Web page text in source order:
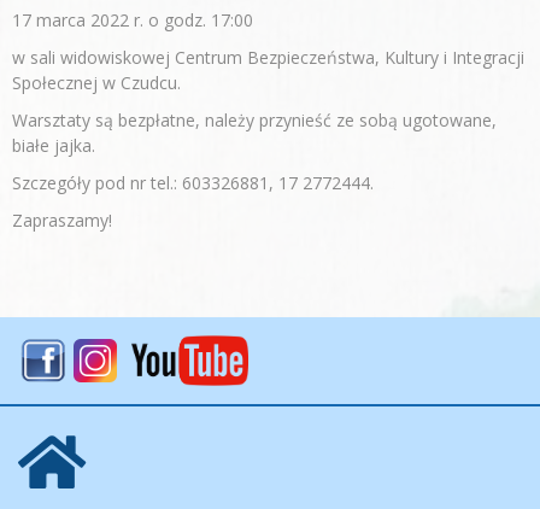
17 marca 2022 r. o godz. 17:00
w sali widowiskowej Centrum Bezpieczeństwa, Kultury i Integracji
Społecznej w Czudcu.
Warsztaty są bezpłatne, należy przynieść ze sobą ugotowane,
białe jajka.
Szczegóły pod nr tel.: 603326881, 17 2772444.
Zapraszamy!